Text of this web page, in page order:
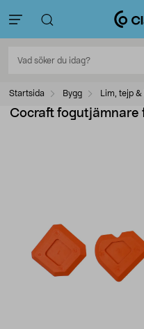
Startsida Bygg Lim, tejp
Cocraft fogutjämnare